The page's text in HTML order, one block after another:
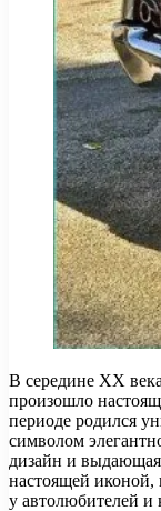
В середине XX
произошло
периоде родился
символом
дизайн и
настоящей иконой,
у автолюбителей и